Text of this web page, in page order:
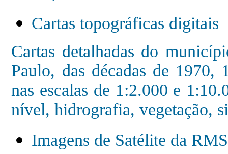
Cartas topográficas digitais
Cartas detalhadas do
Paulo, das décadas de
nas escalas de 1:2.000 e
nível, hidrografia, vegetação,
Imagens de Satélite da